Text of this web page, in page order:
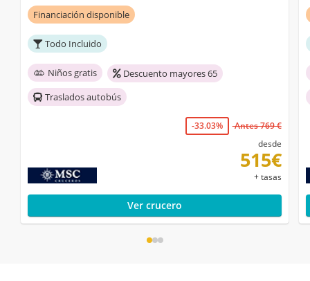
Financiación disponible
Todo Incluido
Niños gratis
Descuento mayores 65
Traslados autobús
-33.03%
Antes 769 €
desde
515€
+ tasas
Ver crucero